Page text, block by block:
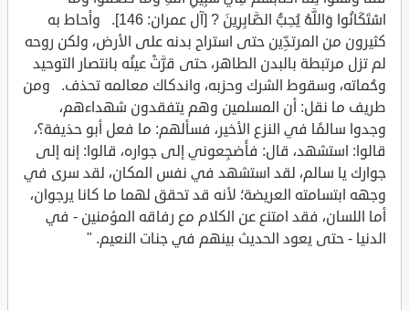
اسْتَكَانُوا وَاللَّهُ يُحِبُّ الصَّابِرِينَ ? [آل عمران: 146]. وأحاط به
كثيرون من المرتدِّين حتى استراح بدنه على الأرض، ولكن روحه
لم تزل مرتبطة بالبدن الطاهر، حتى قرَّتْ عينُه بانتصار التوحيد
وحُماته، وسقوط الشرك وحزبه، واندكاك معالمه تحذف. ومن
طريف ما نقل: أن المسلمين وهم يتفقدون شهداءهم،
وجدوا سالمًا في النزع الأخير، فسألهم: ما فعل أبو حذيفة؟،
قالوا: استشهد، قال: فأَضجِعوني إلى جواره، قالوا: إنه إلى
جوارك يا سالم، لقد استشهد في نفس المكان، لقد سرى في
وجهه ابتسامته العريضة؛ لأنه قد تحقق لهما ما كانا يرجوان،
أما اللسان، فقد امتنع عن الكلام مع رفاقه المؤمنين - في
الدنيا - حتى يعود الحديث بينهم في جنات النعيم. "